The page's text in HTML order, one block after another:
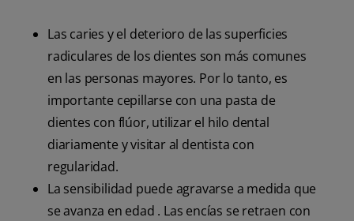
Las caries y el deterioro de las superficies
radiculares de los dientes son más comunes
en las personas mayores. Por lo tanto, es
importante cepillarse con una pasta de
dientes con flúor, utilizar el hilo dental
diariamente y visitar al dentista con
regularidad.
La sensibilidad puede agravarse a medida que
se avanza en edad . Las encías se retraen con